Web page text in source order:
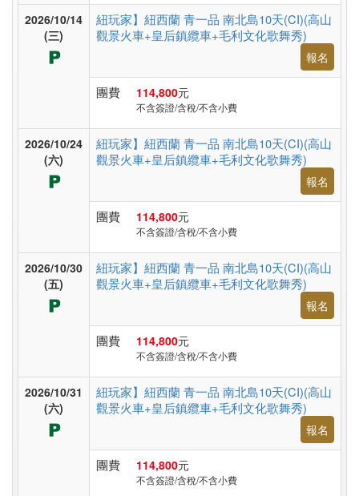
非
南
亞
2026/10/14
(三)
紐玩家】紐西蘭 青一品 南北島10天(CI)(高山
觀景火車+皇后鎮纜車+毛利文化歌舞秀)
報名
團費 114,800元
不含簽證/含稅/不含小費
2026/10/24
(六)
紐玩家】紐西蘭 青一品 南北島10天(CI)(高山
觀景火車+皇后鎮纜車+毛利文化歌舞秀)
報名
團費 114,800元
不含簽證/含稅/不含小費
2026/10/30
(五)
紐玩家】紐西蘭 青一品 南北島10天(CI)(高山
觀景火車+皇后鎮纜車+毛利文化歌舞秀)
報名
團費 114,800元
不含簽證/含稅/不含小費
2026/10/31
(六)
紐玩家】紐西蘭 青一品 南北島10天(CI)(高山
觀景火車+皇后鎮纜車+毛利文化歌舞秀)
報名
團費 114,800元
不含簽證/含稅/不含小費